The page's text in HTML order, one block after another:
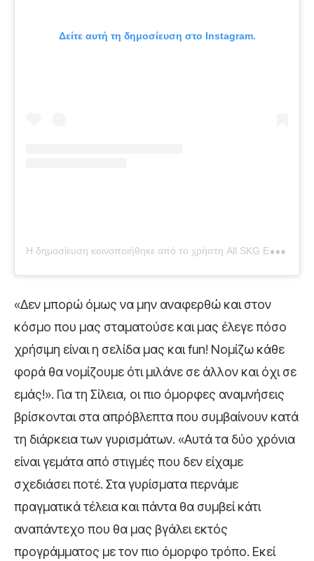
Δείτε αυτή τη δημοσίευση στο Instagram.
Η
δημοσίευση κοινοποιήθηκε από το χρήστη All SKG Events – Τοθε(s)s (@tothess_skg)
«Δεν μπορώ όμως να μην αναφερθώ και στον
κόσμο που μας σταματούσε και μας έλεγε πόσο
χρήσιμη είναι η σελίδα μας και fun! Νομίζω κάθε
φορά θα νομίζουμε ότι μιλάνε σε άλλον και όχι σε
εμάς!». Για τη Σίλεια, οι πιο όμορφες αναμνήσεις
βρίσκονται στα απρόβλεπτα που συμβαίνουν κατά
τη διάρκεια των γυρισμάτων. «Αυτά τα δύο χρόνια
είναι γεμάτα από στιγμές που δεν είχαμε
σχεδιάσει ποτέ. Στα γυρίσματα περνάμε
πραγματικά τέλεια και πάντα θα συμβεί κάτι
αναπάντεχο που θα μας βγάλει εκτός
προγράμματος με τον πιο όμορφο τρόπο. Εκεί